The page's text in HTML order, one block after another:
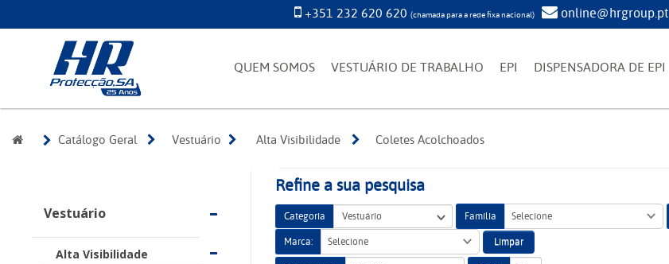
+351 232 620 620 (chamada para a rede fixa nacional) online@hrgroup.pt
QUEM SOMOS VESTUÁRIO DE TRABALHO EPI DISPENSADORA DE EPI
Catálogo Geral Vestuário Alta Visibilidade Coletes Acolchoados
Vestuário
Alta Visibilidade
Refine a sua pesquisa
Categoria Família Selecione
Marca:
Selecione
Limpar